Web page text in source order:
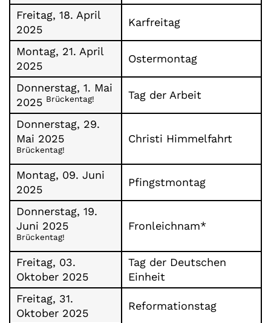
Freitag, 18. April
2025
Karfreitag
Montag, 21. April
2025
Ostermontag
Donnerstag, 1. Mai
2025 Brückentag! Tag der Arbeit
Donnerstag, 29.
Mai 2025
Brückentag!
Christi Himmelfahrt
Montag, 09. Juni
2025
Pfingstmontag
Donnerstag, 19.
Juni 2025
Brückentag!
Fronleichnam*
Freitag, 03.
Oktober 2025
Tag der Deutschen
Einheit
Freitag, 31.
Oktober 2025
Reformationstag